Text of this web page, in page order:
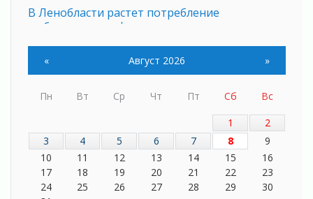
В Ленобласти растет потребление
мобильного трафика
Полумрак бьёт по карману
04 августа 2026
Вниманию автомобилистов!
04 августа 2026
Регион готовится к выборам
04 августа 2026
Никакого принуждения, только письменное
« Август 2026 »
Пн Вт Ср Чт Пт Сб
Вс
1
2
3
4 5 6 7 8
9
10
11 12 13 14 15
16
17
18 19 20 21 22
23
24
25 26 27 28 29
30